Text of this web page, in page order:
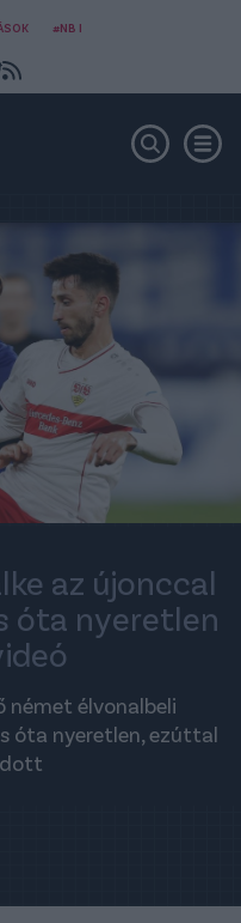
#NB I
az újonccal
óta nyeretlen
német élvonalbeli
óta nyeretlen, ezúttal